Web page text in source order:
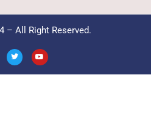
– All Right Reserved.